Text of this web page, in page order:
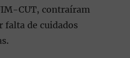
CUT, contraíram
falta de cuidados